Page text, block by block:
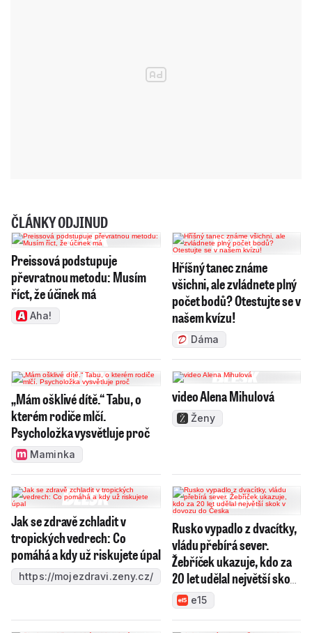
ČLÁNKY ODJINUD
Preissová podstupuje
převratnou metodu: Musím
říct, že účinek má
Aha!
Hříšný tanec známe
všichni, ale zvládnete plný
počet bodů? Otestujte se v
našem kvízu!
Dáma
„Mám ošklivé dítě.“ Tabu, o
kterém rodiče mlčí.
Psycholožka vysvětluje proč
Maminka
video Alena Mihulová
Ženy
Jak se zdravě zchladit v
tropických vedrech: Co
pomáhá a kdy už riskujete úpal
https://mojezdravi.zeny.cz/
Rusko vypadlo z dvacítky,
vládu přebírá sever.
Žebříček ukazuje, kdo za
20 let udělal největší skok
v dovozu do Česka
e15